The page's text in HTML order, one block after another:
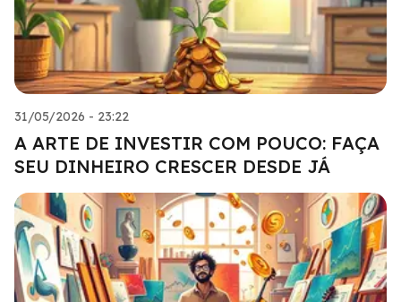
31/05/2026 - 23:22
A ARTE DE INVESTIR COM POUCO: FAÇA
SEU DINHEIRO CRESCER DESDE JÁ